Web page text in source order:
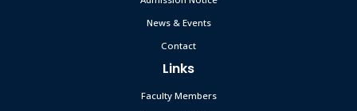
News & Events
Contact
Links
Faculty Members